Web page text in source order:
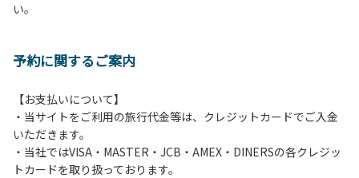
方や使用人数が増えた場合は、必ず手続きを行ってくださ
ら午前10時までの間にゴミステーションに出してください。
は、お持ち帰りをお願いします。
【禁止事項】
カラオケ、発電機、地面での直火による焚き火、キャンプフ
ァイヤー、打ち上げ式花火、テントサウナの設置
い。
予約に関するご案内
【お支払いについて】
・当サイトをご利用の旅行代金等は、クレジットカードでご入金
いただきます。
・当社ではVISA・MASTER・JCB・AMEX・DINERSの各クレジッ
トカードを取り扱っております。